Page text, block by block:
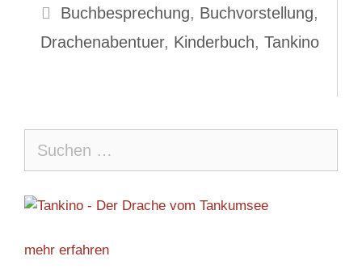
Schlagwörter
Buchbesprechung, Buchvorstellung,
Drachenabentuer, Kinderbuch, Tankino
nach:
mehr erfahren